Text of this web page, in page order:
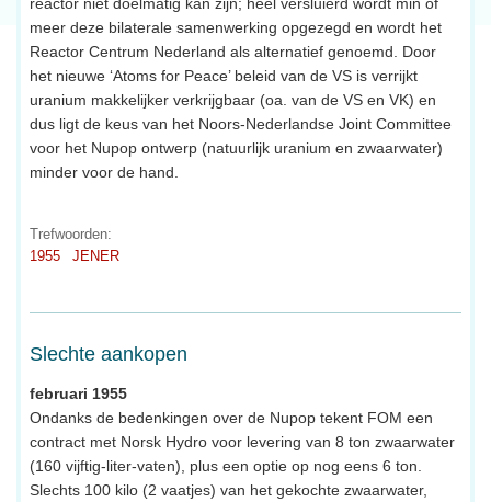
meer deze bilaterale samenwerking opgezegd en wordt het
Reactor Centrum Nederland als alternatief genoemd. Door
het nieuwe ‘Atoms for Peace’ beleid van de VS is verrijkt
uranium makkelijker verkrijgbaar (oa. van de VS en VK) en
dus ligt de keus van het Noors-Nederlandse Joint Committee
voor het Nupop ontwerp (natuurlijk uranium en zwaarwater)
minder voor de hand.
Trefwoorden:
1955
JENER
Slechte aankopen
februari 1955
Ondanks de bedenkingen over de Nupop tekent FOM een
contract met Norsk Hydro voor levering van 8 ton zwaarwater
(160 vijftig-liter-vaten), plus een optie op nog eens 6 ton.
Slechts 100 kilo (2 vaatjes) van het gekochte zwaarwater,